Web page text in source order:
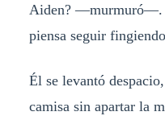
Aiden? —murmuró—.
piensa seguir
Él se levantó
camisa sin apartar la